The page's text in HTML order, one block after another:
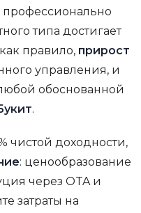
профессионально
типа достигает
правило, прирост
управления, и
обоснованной
.
чистой доходности,
: ценообразование
через OTA и
затраты на